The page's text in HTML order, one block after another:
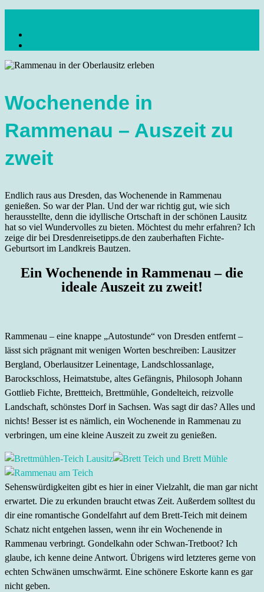
content
Reisetipps Dresden, Sehenswürdigkeiten, Ausflugsziele Sachsen,
Wochenende in
Rammenau – Auszeit zu
zweit
Endlich raus aus Dresden, das Wochenende in Rammenau
genießen. So war der Plan. Und der war richtig gut, wie sich
herausstellte, denn die idyllische Ortschaft in der schönen Lausitz
hat so viel Wundervolles zu bieten. Möchtest du mehr erfahren? Ich
zeige dir bei Dresdenreisetipps.de den zauberhaften Fichte-
Geburtsort im Landkreis Bautzen.
Ein Wochenende in Rammenau – die
ideale Auszeit zu zweit!
Rammenau – eine knappe „Autostunde“ von Dresden entfernt –
lässt sich prägnant mit wenigen Worten beschreiben: Lausitzer
Bergland, Oberlausitzer Leinentage, Landschlossanlage,
Barockschloss, Heimatstube, altes Gefängnis, Philosoph Johann
Gottlieb Fichte, Brettteich, Brettmühle, Gondelteich, reizvolle
Landschaft, schönstes Dorf in Sachsen. Was sagt dir das? Alles und
nichts! Besser ist es nämlich, ein Wochenende in Rammenau zu
verbringen, um eine kleine Auszeit zu zweit zu genießen.
Sehenswürdigkeiten gibt es hier in einer Vielzahlt, die man gar nicht
erwartet. Die zu erkunden braucht etwas Zeit. Außerdem solltest du
dir eine romantische Gondelfahrt auf dem Brett-Teich mit deinem
Schatz nicht entgehen lassen, wenn ihr ein Wochenende in
Rammenau verbringt. Gondelkahn oder Schwan-Tretboot? Ich
glaube, ich kenne deine Antwort. Übrigens wird letzteres gerne von
echten Schwänen umschwärmt. Eine schönere Eskorte kann es gar
nicht geben.